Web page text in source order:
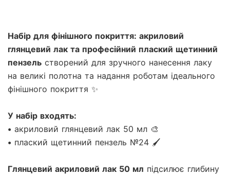
Набір для фінішного покриття: акриловий
глянцевий лак та професійний плаский щетинний
пензель створений для зручного нанесення лаку
на великі полотна та надання роботам ідеального
фінішного покриття ✨
У набір входять:
• акриловий глянцевий лак 50 мл 🎨
• плаский щетинний пензель №24 🖌
Глянцевий акриловий лак 50 мл підсилює глибину